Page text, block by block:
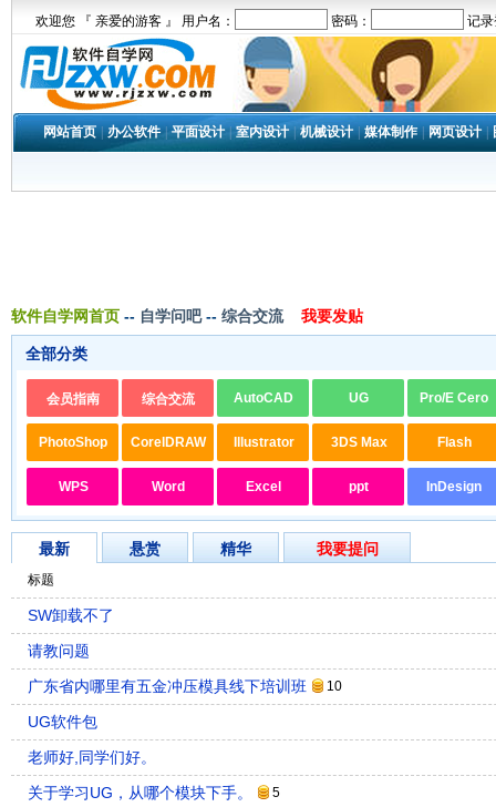
欢迎您 『 亲爱的游客 』 用户名： 密码： 记
网站首页 |办公软件 平面设计 |室内设计 |机械设计 |媒体制作 |网页设计 |
软件自学网首页 -- 自学问吧-- 综合交流 我要发贴
全部分类
会员指南 综合交流 AutoCAD UG Pro/E Cero
PhotoShop CorelDRAW Illustrator 3DS Max Flash
WPS Word Excel ppt InDesign
最新 悬赏 精华 我要提问
标题
SW卸载不了
请教问题
广东省内哪里有五金冲压模具线下培训班
10
UG软件包
老师好,同学们好。
关于学习UG，从哪个模块下手。
5